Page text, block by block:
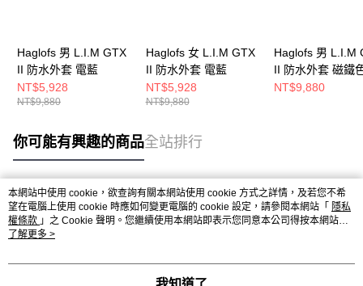
Haglofs 男 L.I.M GTX
II 防水外套 電藍
NT$5,928
NT$9,880
Haglofs 女 L.I.M GTX
II 防水外套 電藍
NT$5,928
NT$9,880
Haglofs 男 L.I.M
II 防水外套 磁鐵
NT$9,880
你可能有興趣的商品全站排行
熱門標籤
本網站中使用 cookie，欲查詢有關本網站使用 cookie 方式之詳情，及若您不希
望在電腦上使用 cookie 時應如何變更電腦的 cookie 設定，請參閱本網站「 隱私
權條款 」之 Cookie 聲明。您繼續使用本網站即表示您同意本公司得按本網站使
用條款之 Cookie 聲明使用 cookie。
了解更多 >